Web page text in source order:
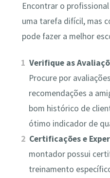
Encontrar o
uma tarefa difícil, mas
pode fazer a melhor
Verifique as
Procure por
recomendações a
bom histórico de
ótimo indicador de
Certificações e
montador possui
treinamento